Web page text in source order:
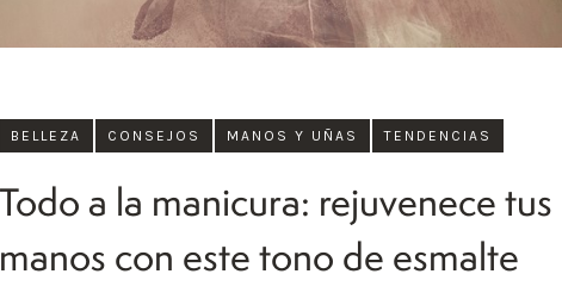
BELLEZA CONSEJOS MANOS Y UÑAS TENDENCIAS
Todo a la manicura: rejuvenece tus
manos con este tono de esmalte